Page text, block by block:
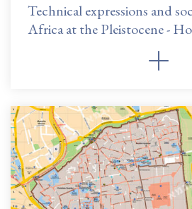
Technical expressions and
Africa at the Pleistocene -